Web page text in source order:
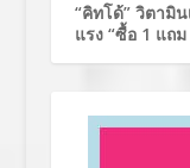
“คิทโด้” วิตามิ
แรง “ซื้อ 1 แถม